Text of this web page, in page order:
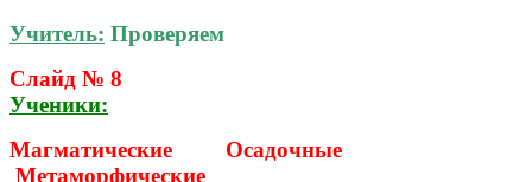
Учитель: Проверяем
Слайд № 8
Ученики:
Магматические Осадочные
Метаморфические